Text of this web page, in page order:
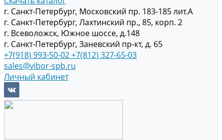
г. Санкт-Петербург, Московский пр. 183-185 лит.А
г. Санкт-Петербург, Лахтинский пр., 85, корп. 2
г. Всеволожск, Южное шоссе, д.148
г. Санкт-Петербург, Заневский пр-кт, д. 65
+7(918) 993-50-02+7(812) 327-65-03
sales@vibor-spb.ru
Личный кабинет